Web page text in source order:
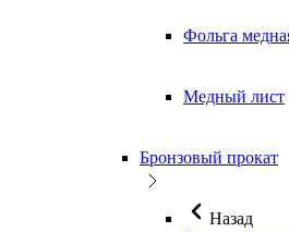
Фольга
Медный лист
Бронзовый прокат
Назад